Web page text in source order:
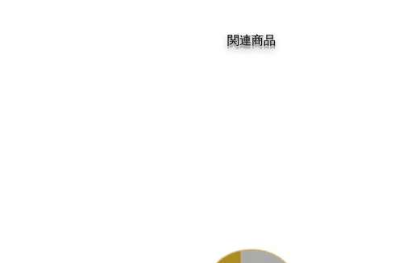
関連商品